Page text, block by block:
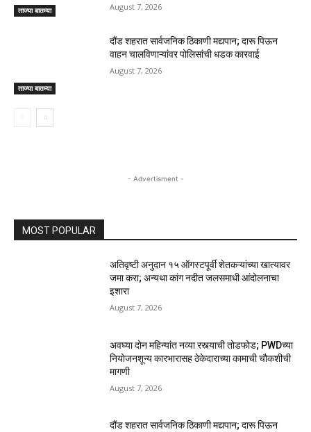
ताज्या बातम्या August 7, 2026
ताज्या बातम्या
दौंड शहरात सार्वजनिक ठिकाणी मद्यपान; दारू पिऊन
वाहन चालविणाऱ्यांवर पोलिसांची धडक कारवाई
August 7, 2026
- Advertisment -
MOST POPULAR
अतिवृष्टी अनुदान १५ ऑगस्टपूर्वी शेतकऱ्यांच्या खात्यावर
जमा करा; अन्यथा कांग नदीत जलसमाधी आंदोलनाचा
इशारा
August 7, 2026
अवघ्या दोन महिन्यांत नव्या रस्त्याची तोडफोड; PWDच्या
नियोजनशून्य कारभारासह ठेकेदाराच्या कामाची चौकशीची
मागणी
August 7, 2026
दौंड शहरात सार्वजनिक ठिकाणी मद्यपान; दारू पिऊन